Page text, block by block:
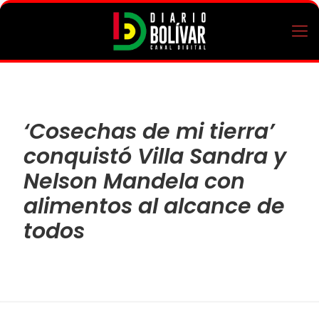
‘Cosechas de mi tierra’
conquistó Villa Sandra y
Nelson Mandela con
alimentos al alcance de
todos